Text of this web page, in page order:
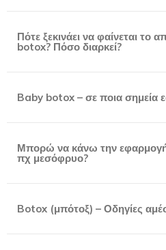
Πότε ξεκινάει να φαίνεται το
botox? Πόσο διαρκεί?
Baby botox – σε ποια σημεία
Μπορώ να κάνω την εφαρμογή
πχ μεσόφρυο?
Botox (μπότοξ) – Οδηγίες